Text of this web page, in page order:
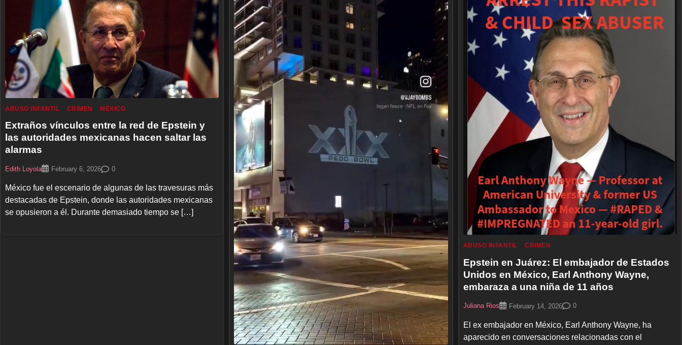
ABUSO INFANTIL CRIMEN MÉXICO
Extraños vínculos entre la red de Epstein y
las autoridades mexicanas hacen saltar las
alarmas
Edith Loyola February 6, 2026 0
México fue el escenario de algunas de las travesuras más
destacadas de Epstein, donde las autoridades mexicanas
se opusieron a él. Durante demasiado tiempo se […]
ABUSO INFANTIL CRIMEN
Epstein en Juárez: El embajador de Estados
Unidos en México, Earl Anthony Wayne,
embaraza a una niña de 11 años
Juliana Rios February 14, 2026 0
El ex embajador en México, Earl Anthony Wayne, ha
aparecido en conversaciones relacionadas con el